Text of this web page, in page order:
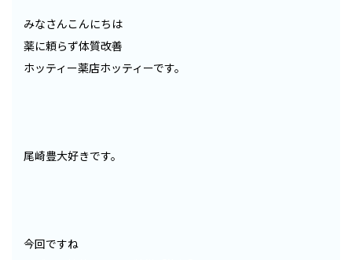
みなさんこんにちは
薬に頼らず体質改善
ホッティー薬店ホッティーです。
尾崎豊大好きです。
今回ですね